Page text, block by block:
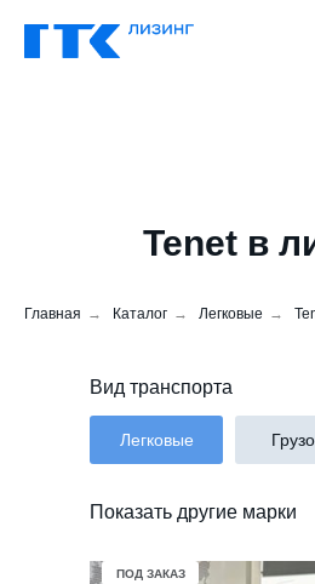
Tenet в
Главная → Каталог → Легковые →
Вид транспорта
Легковые
Показать другие марки
Mercedes-Benz
ПОД ЗАКАЗ
от 117 106 руб. в месяц
Подробнее